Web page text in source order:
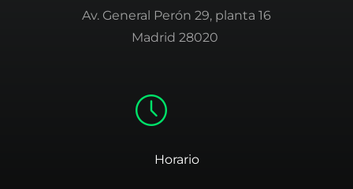
Av. General Perón 29, planta 16
Madrid 28020
Horario